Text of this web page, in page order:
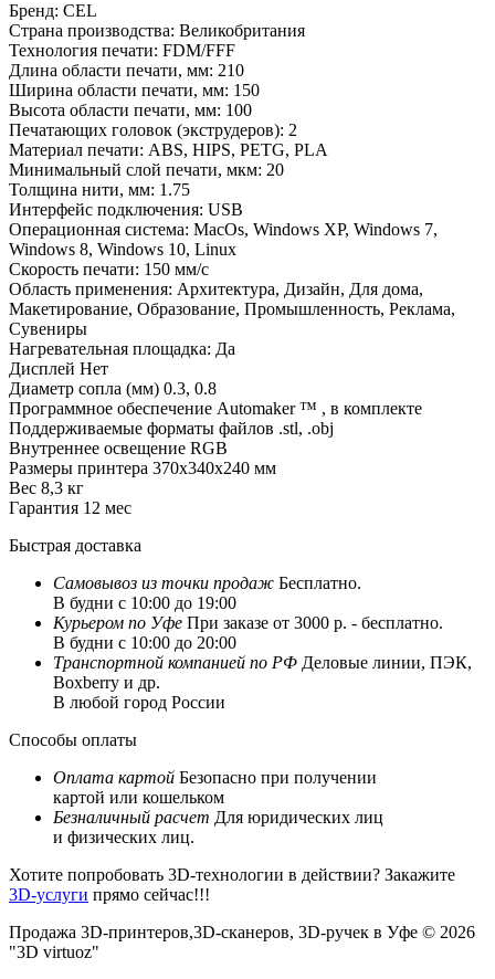
Бренд: CEL
Страна производства: Великобритания
Технология печати: FDM/FFF
Длина области печати, мм: 210
Ширина области печати, мм: 150
Высота области печати, мм: 100
Печатающих головок (экструдеров): 2
Материал печати: ABS, HIPS, PETG, PLA
Минимальный слой печати, мкм: 20
Толщина нити, мм: 1.75
Интерфейс подключения: USB
Операционная система: MacOs, Windows XP, Windows 7,
Windows 8, Windows 10, Linux
Скорость печати: 150 мм/с
Область применения: Архитектура, Дизайн, Для дома,
Макетирование, Образование, Промышленность, Реклама,
Сувениры
Нагревательная площадка: Да
Дисплей Нет
Диаметр сопла (мм) 0.3, 0.8
Программное обеспечение Automaker ™ , в комплекте
Поддерживаемые форматы файлов .stl, .obj
Внутреннее освещение RGB
Размеры принтера 370x340x240 мм
Вес 8,3 кг
Гарантия 12 мес
Быстрая доставка
Самовывоз из точки продаж Бесплатно.
В будни с 10:00 до 19:00
Курьером по Уфе При заказе от 3000 р. - бесплатно.
В будни с 10:00 до 20:00
Транспортной компанией по РФ Деловые линии, ПЭК,
Boxberry и др.
В любой город России
Способы оплаты
Оплата картой Безопасно при получении
картой или кошельком
Безналичный расчет Для юридических лиц
и физических лиц.
Хотите попробовать 3D-технологии в действии? Закажите
3D-услуги прямо сейчас!!!
Продажа 3D-принтеров,3D-сканеров, 3D-ручек в Уфе © 2026
"3D virtuoz"